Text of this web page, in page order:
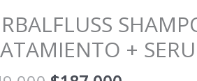
+
era:
$249,000.
es: